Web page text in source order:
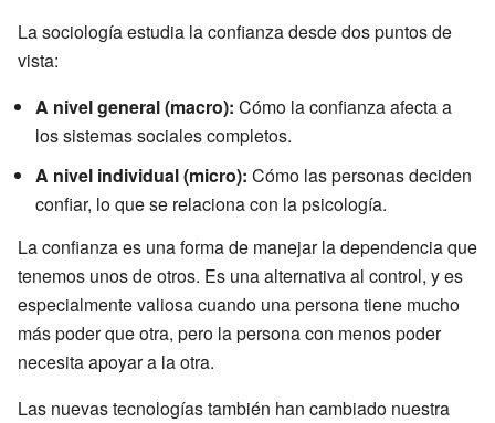
La sociología estudia la confianza desde dos puntos de
vista:
A nivel general (macro): Cómo la confianza afecta a
los sistemas sociales completos.
A nivel individual (micro): Cómo las personas deciden
confiar, lo que se relaciona con la psicología.
La confianza es una forma de manejar la dependencia que
tenemos unos de otros. Es una alternativa al control, y es
especialmente valiosa cuando una persona tiene mucho
más poder que otra, pero la persona con menos poder
necesita apoyar a la otra.
Las nuevas tecnologías también han cambiado nuestra